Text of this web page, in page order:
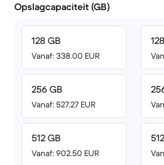
Opslagcapaciteit (GB)
128 GB
Vanaf: 338.00 EUR
256 GB
Vanaf: 527.27 EUR
512 GB
Vanaf: 902.50 EUR